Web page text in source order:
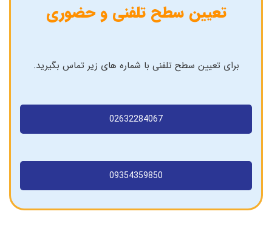
تعیین سطح تلفنی و حضوری
برای تعیین سطح تلفنی با شماره های زیر تماس بگیرید.
02632284067
09354359850